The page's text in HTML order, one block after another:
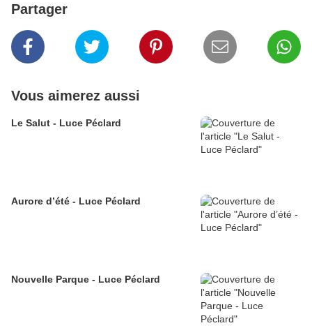
Partager
Vous aimerez aussi
Le Salut - Luce Péclard
Aurore d’été - Luce Péclard
Nouvelle Parque - Luce Péclard